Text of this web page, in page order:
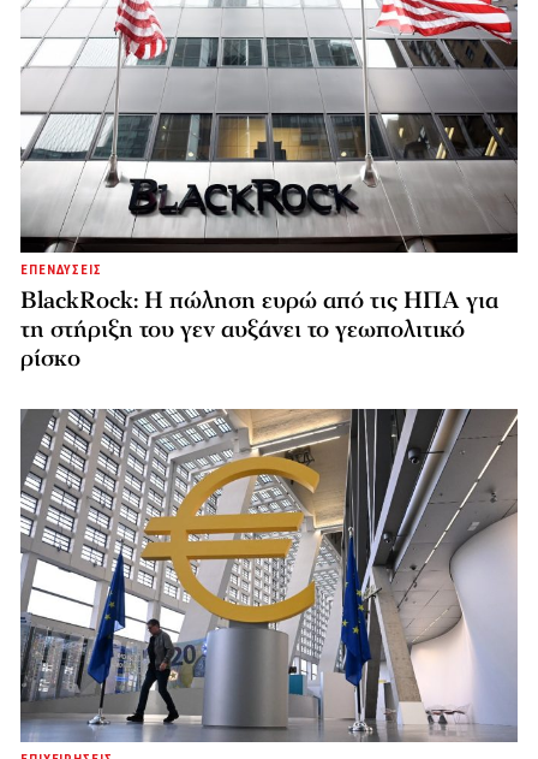
ΕΠΕΝΔΥΣΕΙΣ
BlackRock: Η πώληση ευρώ από τις ΗΠΑ για
τη στήριξη του γεν αυξάνει το γεωπολιτικό
ρίσκο